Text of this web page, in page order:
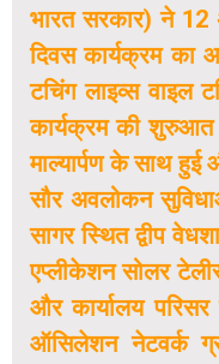
भारत सरकार) ने 12
दिवस कार्यक्रम का
टचिंग लाइव्स वाइल
कार्यक्रम की शुरुआत
माल्यार्पण के साथ हुई
सौर अवलोकन
सागर स्थित द्वीप
एप्लीकेशन सोलर
और कार्यालय
ऑसिलेशन नेटवर्क